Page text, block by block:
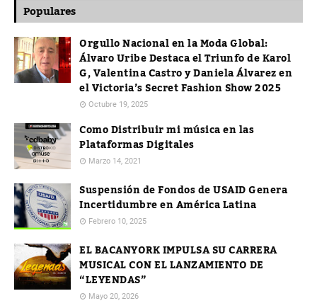
Populares
Orgullo Nacional en la Moda Global:
Álvaro Uribe Destaca el Triunfo de Karol
G, Valentina Castro y Daniela Álvarez en
el Victoria’s Secret Fashion Show 2025
Octubre 19, 2025
Como Distribuir mi música en las
Plataformas Digitales
Marzo 14, 2021
Suspensión de Fondos de USAID Genera
Incertidumbre en América Latina
Febrero 10, 2025
EL BACANYORK IMPULSA SU CARRERA
MUSICAL CON EL LANZAMIENTO DE
“LEYENDAS”
Mayo 20, 2026